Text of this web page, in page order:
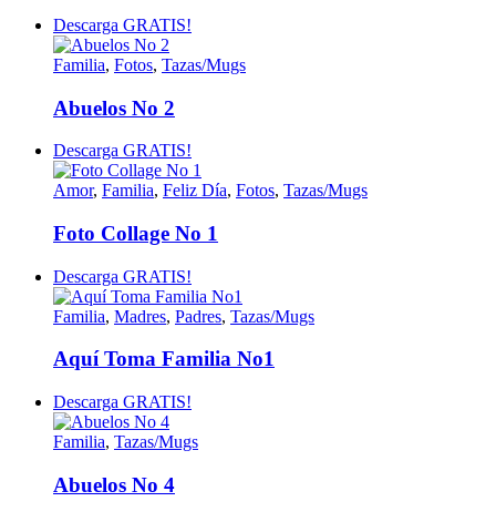
Descarga GRATIS!
Familia, Fotos, Tazas/Mugs
Abuelos No 2
Descarga GRATIS!
Amor, Familia, Feliz Día, Fotos, Tazas/Mugs
Foto Collage No 1
Descarga GRATIS!
Familia, Madres, Padres, Tazas/Mugs
Aquí Toma Familia No1
Descarga GRATIS!
Familia, Tazas/Mugs
Abuelos No 4